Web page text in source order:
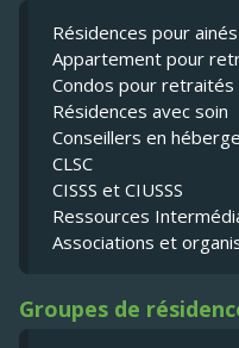
Résidences pour ainés
Appartement pour
Condos pour retraités
Résidences avec soin
Conseillers en
CLSC
CISSS et CIUSSS
Ressources
Associations et
Groupes de